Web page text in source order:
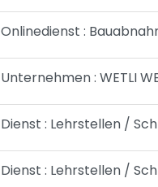
Onlinedienst :
Unternehmen : WETLI
Dienst : Lehrstellen /
Dienst : Lehrstellen /